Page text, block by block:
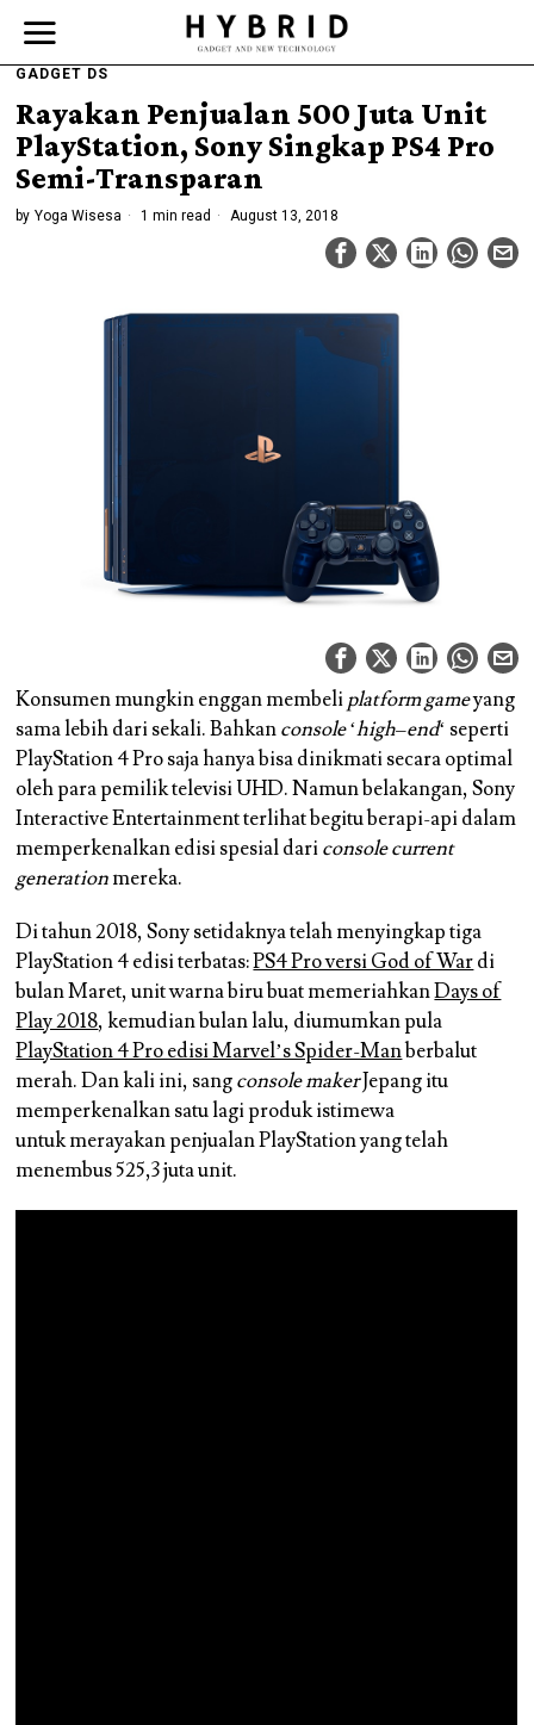
GADGET DS
Rayakan Penjualan 500 Juta Unit
PlayStation, Sony Singkap PS4 Pro
Semi-Transparan
by Yoga Wisesa 1 min read August 13, 2018
Konsumen mungkin enggan membeliplatform gameyang
sama lebih dari sekali. Bahkanconsole‘high–end‘ seperti
PlayStation 4 Pro saja hanya bisa dinikmati secara optimal
oleh para pemilik televisi UHD. Namun belakangan, Sony
Interactive Entertainment terlihat begitu berapi-api dalam
memperkenalkan edisi spesial dariconsole current
generationmereka.
Di tahun 2018, Sony setidaknya telah menyingkap tiga
PlayStation 4 edisi terbatas:PS4 Pro versi God of Wardi
bulan Maret, unit warna biru buat memeriahkanDays of
Play 2018, kemudian bulan lalu, diumumkan pula
PlayStation 4 Pro edisi Marvel’s Spider-Manberbalut
merah. Dan kali ini, sangconsole makerJepang itu
memperkenalkan satu lagi produk istimewa
untuk merayakan penjualan PlayStation yang telah
menembus 525,3 juta unit.